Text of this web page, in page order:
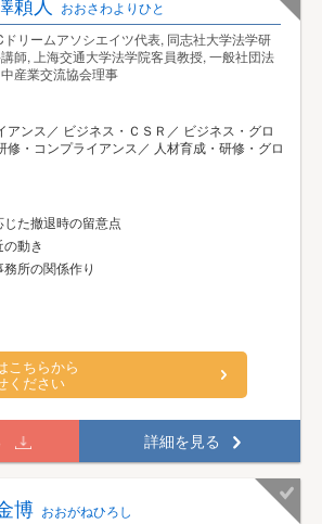
おおさわよりひと
ドリームアソシエイツ代表, 同志社大学法学研
師, 上海交通大学法学院客員教授, 一般社団法
中産業交流協会理事
アンス／ ビジネス・ＣＳＲ／ ビジネス・グロ
修・コンプライアンス／ 人材育成・研修・グロ
た撤退時の留意点
動き
所の関係作り
こちらから
ください
詳細を見る
博 おおがねひろし